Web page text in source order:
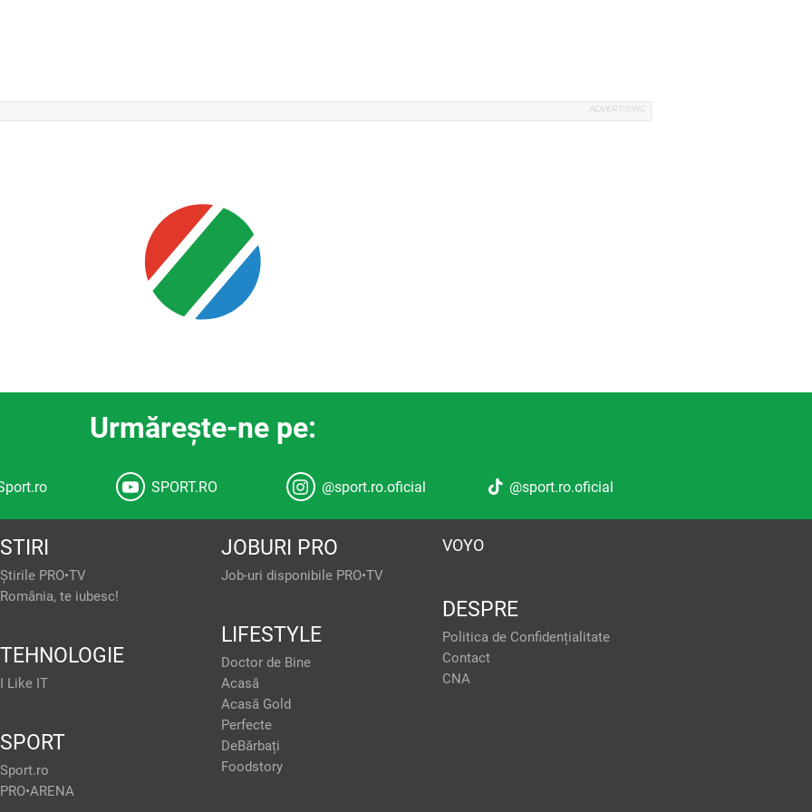
Urmăreşte-ne pe:
SPORT.RO @sport.ro.oficial @sport.ro.oficial
STIRI
Știrile PRO•TV
România, te iubesc!
TEHNOLOGIE
I Like IT
SPORT
Sport.ro
PRO•ARENA
JOBURI PRO
Job-uri disponibile PRO•TV
LIFESTYLE
Doctor de Bine
Acasă
Acasă Gold
Perfecte
DeBărbați
Foodstory
VOYO
DESPRE
Politica de Confidențialitate
Contact
CNA
dvs., precum
accepta sau
cu politica de
precum si
website-ului sa
in functie de
de socializare si
22 din GDPR in
Atât noi, cât și partenerii noștri prelucrăm datele pentru a oferi:
Dezvoltarea și îmbunătățirea serviciilor. Măsurarea performanței reclamelor. Stocarea
și/sau accesarea informațiilor de pe un dispozitiv. Utilizarea profilurilor pentru
selectarea conținutului personalizat. Crearea profilurilor de conținut personalizat.
Utilizarea profilurilor pentru selectarea publicității personalizate. Crearea profilurilor
pentru publicitate personalizată. Măsurarea performanței conținutului. Înțelegerea
limitate pentru a selecta publicitatea. Utilizarea datelor limitate pentru a selecta
conținutul. Date precise de geolocație și identificarea prin scanarea dispozitivului.